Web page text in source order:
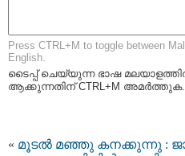
Press CTRL+M to toggle between
English.
ടൈപ്പ്‌ ചെയ്യുന്ന ഭാഷ മലയാളത്തില്‍
ആക്കുന്നതിന് CTRL+M അമര്‍ത്തുക.
« മൂടല്‍ മഞ്ഞു കനക്കുന്നു :